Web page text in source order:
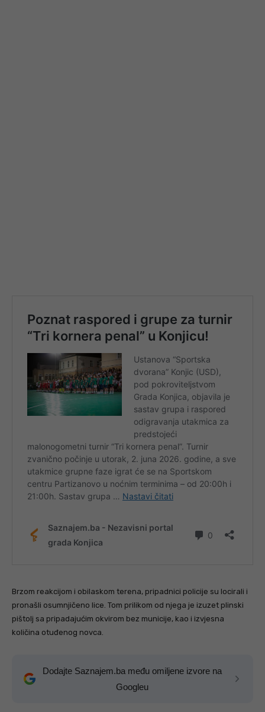
Brzom reakcijom i obilaskom terena, pripadnici policije su locirali i
pronašli osumnjičeno lice. Tom prilikom od njega je izuzet plinski
pištolj sa pripadajućim okvirom bez municije, kao i izvjesna
količina otuđenog novca.
Dodajte Saznajem.ba među omiljene izvore na
Googleu